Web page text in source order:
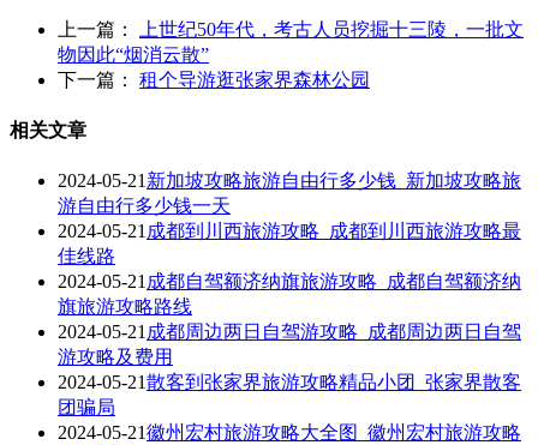
上一篇：
上世纪50年代，考古人员挖掘十三陵，一批文
物因此“烟消云散”
下一篇： 租个导游逛张家界森林公园
相关文章
2024-05-21 新加坡攻略旅游自由行多少钱_新加坡攻略旅
游自由行多少钱一天
2024-05-21 成都到川西旅游攻略_成都到川西旅游攻略最
佳线路
2024-05-21 成都自驾额济纳旗旅游攻略_成都自驾额济纳
旗旅游攻略路线
2024-05-21 成都周边两日自驾游攻略_成都周边两日自驾
游攻略及费用
2024-05-21散客到张家界旅游攻略精品小团_张家界散客
团骗局
2024-05-21徽州宏村旅游攻略大全图_徽州宏村旅游攻略